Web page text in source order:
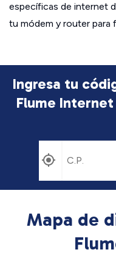
específicas de internet
tu módem y router para
Ingresa tu
Flume
Mapa de